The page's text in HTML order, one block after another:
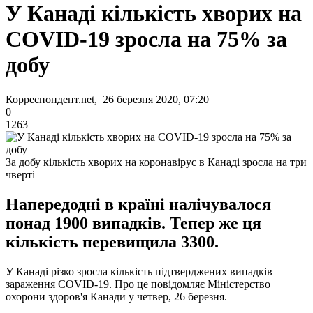
У Канаді кількість хворих на
COVID-19 зросла на 75% за
добу
Корреспондент.net, 26 березня 2020, 07:20
0
1263
За добу кількість хворих на коронавірус в Канаді зросла на три
чверті
Напередодні в країні налічувалося
понад 1900 випадків. Тепер же ця
кількість перевищила 3300.
У Канаді різко зросла кількість підтверджених випадків
зараження COVID-19. Про це повідомляє Міністерство
охорони здоров'я Канади у четвер, 26 березня.